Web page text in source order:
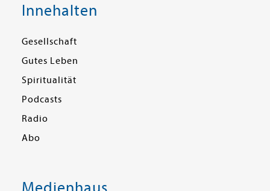
Innehalten
Gesellschaft
Gutes Leben
Spiritualität
Podcasts
Radio
Abo